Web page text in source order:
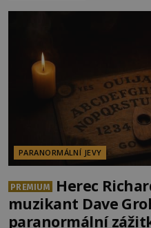
ta, na niž přijde Robert,
PARANORMÁLNÍ JEVY
PREMIUM
Herec
muzikant Dave
paranormální